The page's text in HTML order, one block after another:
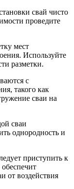
свай чисто
проведите
мест
Используйте
разметки.
с
такого как
сваи на
сваи
однородность и
приступить к
от воздействия